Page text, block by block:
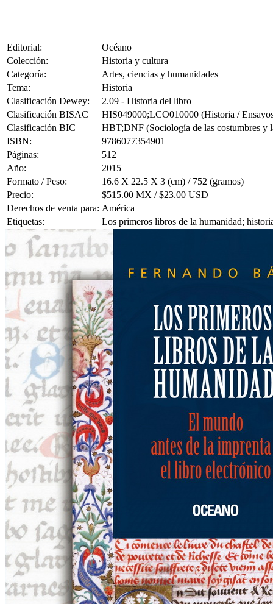
Editorial:
Océano
Colección:
Historia y cultura
Categoría:
Artes, ciencias y humanidades
Tema:
Historia
Clasificación Dewey:
2.09 - Historia del libro
Clasificación BISAC
HIS049000;LCO010000 (Historia /
Clasificación BIC
HBT;DNF (Sociología de las costumbres y
ISBN:
9786077354901
Páginas:
512
Año:
2015
Formato / Peso:
16.6 X 22.5 X 3 (cm) / 752 (gramos)
Precio:
$515.00 MX / $23.00 USD
Derechos de venta para: América
Etiquetas:
Los primeros libros de la humanidad;